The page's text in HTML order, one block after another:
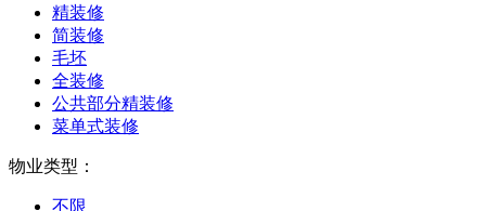
精装修
简装修
毛坯
全装修
公共部分精装修
菜单式装修
物业类型：
不限